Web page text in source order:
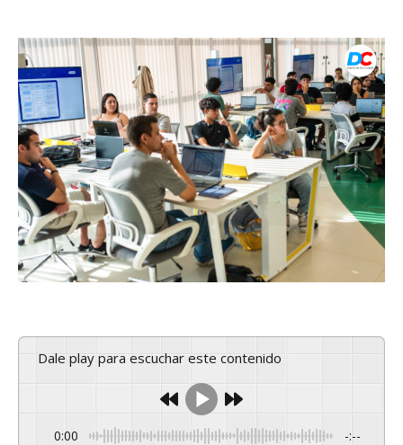
Dale play para escuchar este contenido
0:00 -:--